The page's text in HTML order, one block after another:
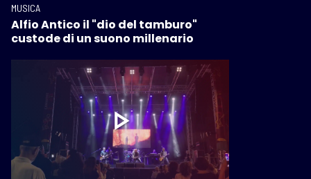
MUSICA
Alfio Antico il "dio del tamburo"
custode di un suono millenario